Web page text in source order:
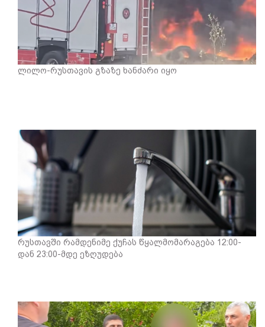
ლილო-რუსთავის გზაზე ხანძარი იყო
რუსთავში რამდენიმე ქუჩას წყალმომარაგება 12:00-
დან 23:00-მდე ეზღუდება